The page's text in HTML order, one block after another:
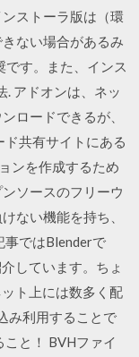
ストーラ版は（環
ない場合があるみ
す。また、インス
. アドオンは、ネッ
ロードできるが、
共有サイトにある
ンを作成するため
ソースのフリーウ
ない機能を持ち、
事ではBlenderで
しています。ちょ
ト上には数多く配
み利用することで
と！ BVHファイ